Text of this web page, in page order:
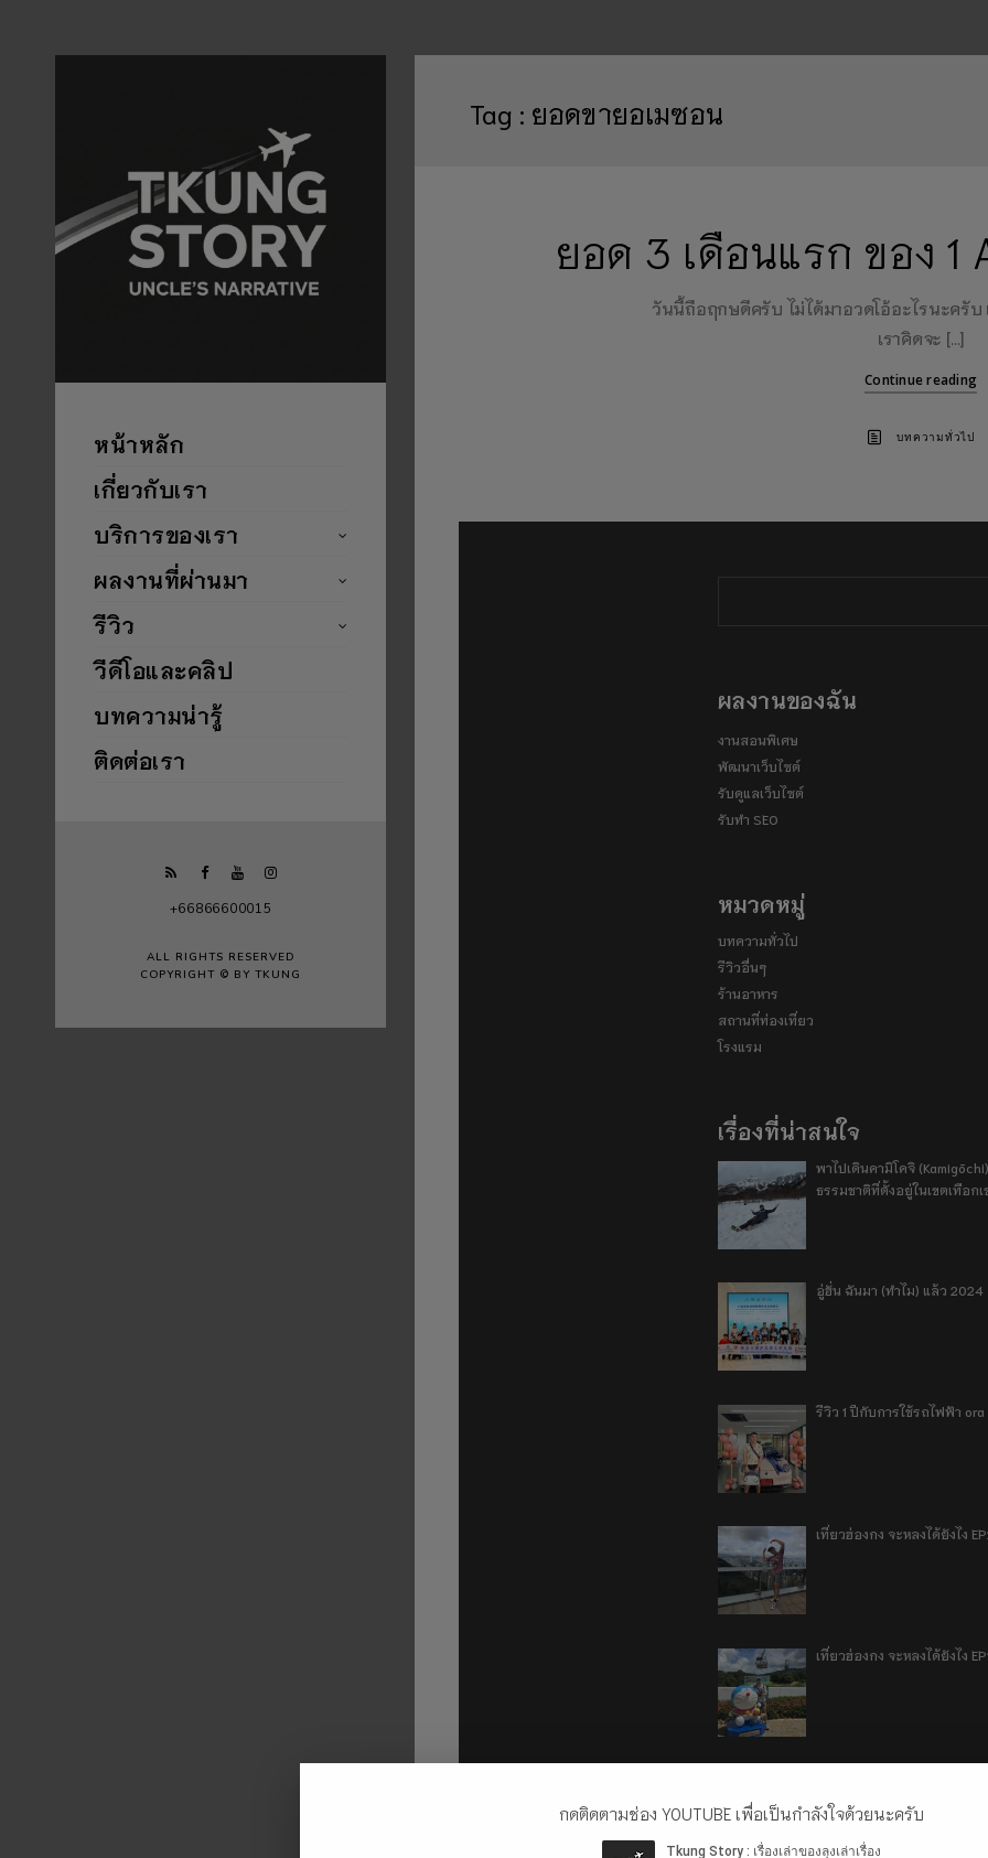
หน้าหลัก
เกี่ยวกับเรา
บริการของเรา
ผลงานที่ผ่านมา
รีวิว
วีดีโอและคลิป
บทความน่ารู้
ติดต่อเรา
+66866600015
ALL RIGHTS RESERVED
COPYRIGHT © BY TKUNG
Tag : ยอดขายอเมซอน
ยอด 3 เดือนแรก ของ 1
วันนี้ถือฤกษดีครับ ไม่ได้มาอวดโอ้อะไรนะครับ
เราคิดจะ […]
Continue reading
บทความทั่วไป
ผลงานของฉัน
งานสอนพิเศษ
พัฒนาเว็บไซต์
รับดูแลเว็บไซต์
รับทำ SEO
หมวดหมู่
บทความทั่วไป
รีวิวอื่นๆ
ร้านอาหาร
สถานที่ท่องเที่ยว
โรงแรม
เรื่องที่น่าสนใจ
พาไปเดินคามิโคจิ
ธรรมชาติที่ตั้งอยู่ในเขตเทือก
อู่ฮั่น ฉันมา (ทำไม) แล้ว 2024
รีวิว 1 ปีกับการใช้รถไฟฟ้า
เที่ยวฮ่องกง จะหลงได้ยังไง
เที่ยวฮ่องกง จะหลงได้ยังไง
กดติดตามช่อง YOUTUBE เพื่อเป็นกำลังใจด้วยนะครับ